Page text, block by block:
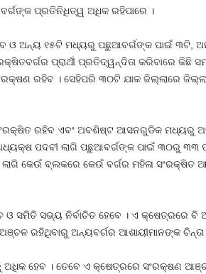
ପ୍ରତିନିଧିତ୍ୱ ଅଧିକ ରହିପାରେ ।
ଓ ଅନ୍ୟ ୧୫ଟି ମଧ୍ୟରୁ ପଛୁଆବର୍ଗଙ୍କ ପାଇଁ ୩ଟି,
ପ୍ରାର୍ଥୀ ପ୍ରତିଦ୍ୱନ୍ଦିତା କରିବାରେ କିଛି
ରହିବ । ସେହିପରି ୩୦ଟି ଯାକ ଜିଲ୍ଲାରେ
ରହିବ ଏବଂ ଅବଶିଷ୍ଟ ଆସନଗୁଡିକ ମଧ୍ୟରୁ
ପଦବୀ ଲାଗି ପଛୁଆବର୍ଗଙ୍କ ପାଇଁ ୩୦ରୁ ୩୩
କେଉଁ ବ୍ଲକରେ କେଉଁ ବର୍ଗର ମହିଳା ସଂରକ୍ଷିତ
ସମିତି ସଭ୍ୟ ନିର୍ବାଚିତ ହେବେ । ଏ କ୍ଷେତ୍ରରେ ବି
ରହିଥିବାରୁ ଅନ୍ୟବର୍ଗର ଆଶାୟୀମାନଙ୍କ ଚିନ୍ତା
ଅଧିକ ହେବ । ତେବେ ଏ କ୍ଷେତ୍ରରେ ସଂରକ୍ଷଣ